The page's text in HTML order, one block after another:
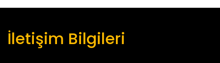
İletişim Bilgileri